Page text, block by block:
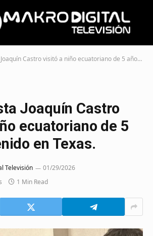
Castro visitó a niño ecuatoriano de 5 años detenido en Texas.
Joaquín Castro
ecuatoriano de 5
en Texas.
Televisión
01/29/2026
1 Min Read